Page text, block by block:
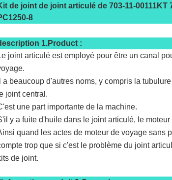
de joint de joint articulé de 703-11-00111KT
8
1.Product :
joint articulé est employé pour être un canal
a beaucoup d'autres noms, y compris la
joint central.
une part importante de la machine.
y a fuite d'huile dans le joint articulé, le
quand les actes de moteur de voyage sans
trop que si c'est le problème du joint
de joint.